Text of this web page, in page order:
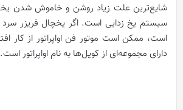
شایع‌ترین علت زیاد روشن و خاموش شدن
سیستم یخ زدایی است. اگر یخچال فریزر
است، ممکن است موتور فن اواپراتور از کار
دارای مجموعه‌ای از کویل‌ها به نام اواپراتور است.